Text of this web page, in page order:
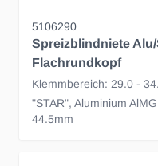
5106290
Spreizblindniete Alu/
Flachrundkopf
Klemmbereich: 29.0 -
"STAR", Aluminium
44.5mm